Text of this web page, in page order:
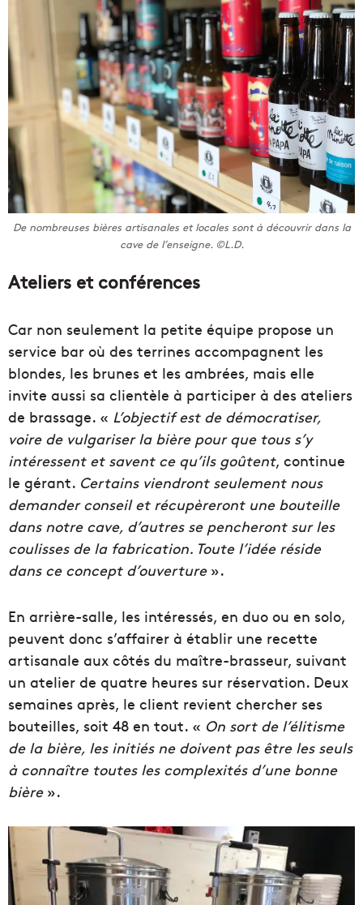
De nombreuses bières artisanales et locales sont à découvrir dans la
cave de l’enseigne. ©L.D.
Ateliers et conférences
Car non seulement la petite équipe propose un
service bar où des terrines accompagnent les
blondes, les brunes et les ambrées, mais elle
invite aussi sa clientèle à participer à des ateliers
de brassage. « L’objectif est de démocratiser,
voire de vulgariser la bière pour que tous s’y
intéressent et savent ce qu’ils goûtent, continue
le gérant. Certains viendront seulement nous
demander conseil et récupèreront une bouteille
dans notre cave, d’autres se pencheront sur les
coulisses de la fabrication. Toute l’idée réside
dans ce concept d’ouverture».
En arrière-salle, les intéressés, en duo ou en solo,
peuvent donc s’affairer à établir une recette
artisanale aux côtés du maître-brasseur, suivant
un atelier de quatre heures sur réservation. Deux
semaines après, le client revient chercher ses
bouteilles, soit 48 en tout. « On sort de l’élitisme
de la bière, les initiés ne doivent pas être les seuls
à connaître toutes les complexités d’une bonne
bière ».